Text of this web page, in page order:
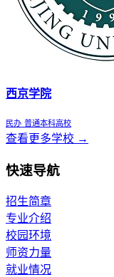
西京学院
民办 普通本科高校
查看更多学校 →
快速导航
招生简章
专业介绍
校园环境
师资力量
就业情况